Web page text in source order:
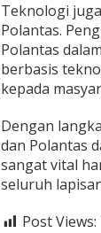
Teknologi
Polantas.
Polantas
berbasis
kepada
Dengan
dan Polantas
sangat vital
seluruh
Post Views: